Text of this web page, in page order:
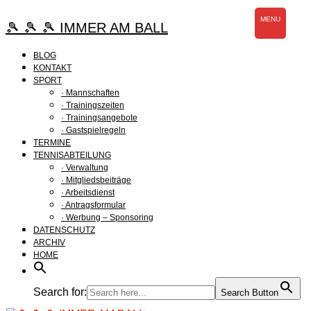
Inhalt
springen
🎾 🎾 🎾 IMMER AM BALL
BLOG
KONTAKT
SPORT
· Mannschaften
· Trainingszeiten
· Trainingsangebote
· Gastspielregeln
TERMINE
TENNISABTEILUNG
· Verwaltung
· Mitgliedsbeiträge
· Arbeitsdienst
· Antragsformular
· Werbung – Sponsoring
DATENSCHUTZ
ARCHIV
HOME
Search for: Search Button
MENU